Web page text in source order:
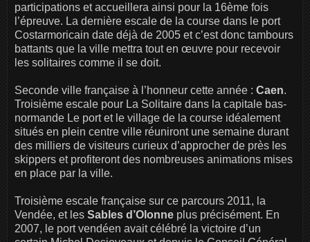
participations et accueillera ainsi pour la 16ème fois
l’épreuve. La dernière escale de la course dans le port
Costarmoricain date déjà de 2005 et c’est donc tambours
battants que la ville mettra tout en œuvre pour recevoir
les solitaires comme il se doit.
Seconde ville française à l’honneur cette année : Caen.
Troisième escale pour La Solitaire dans la capitale bas-
normande Le port et le village de la course idéalement
situés en plein centre ville réuniront une semaine durant
des milliers de visiteurs curieux d’approcher de près les
skippers et profiteront des nombreuses animations mises
en place par la ville.
Troisième escale française sur ce parcours 2011, la
Vendée, et les Sables d’Olonne plus précisément. En
2007, le port vendéen avait célébré la victoire d’un